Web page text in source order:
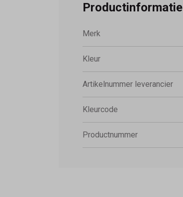
Productinformatie
Merk
Kleur
Artikelnummer leverancier
Kleurcode
Productnummer